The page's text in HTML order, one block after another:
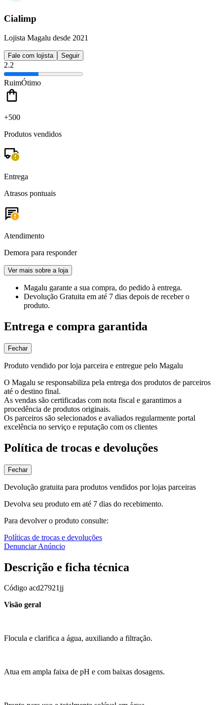
Cialimp
Lojista Magalu desde 2021
Fale com lojista Seguir
2.2
RuimÓtimo
+500
Produtos vendidos
Entrega
Atrasos pontuais
Atendimento
Demora para responder
Ver mais sobre a loja
Magalu garante a sua compra, do pedido à entrega.
Devolução Gratuita em até 7 dias depois de receber o
produto.
Entrega e compra garantida
Fechar
Produto vendido por loja parceira e entregue pelo Magalu
O Magalu se responsabiliza pela entrega dos produtos de parceiros
até o destino final.
As vendas são certificadas com nota fiscal e garantimos a
procedência de produtos originais.
Os parceiros são selecionados e avaliados regularmente portal
excelência no serviço e reputação com os clientes
Política de trocas e devoluções
Fechar
Devolução gratuita para produtos vendidos por lojas parceiras
Devolva seu produto em até 7 dias do recebimento.
Para devolver o produto consulte:
Políticas de trocas e devoluções
Denunciar Anúncio
Descrição e ficha técnica
Código acd27921jj
Visão geral
Flocula e clarifica a água, auxiliando a filtração.
Atua em ampla faixa de pH e com baixas dosagens.